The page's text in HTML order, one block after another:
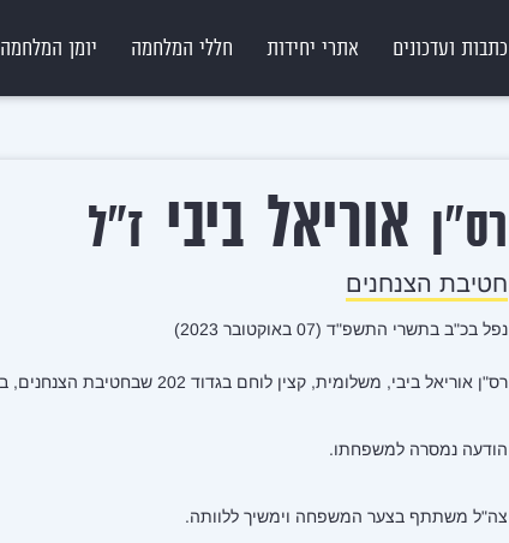
כתבות ועדכונים אתרי יחידות חללי המלחמה יומן המלחמה
רס"ן אוריאל ביבי ז"ל
חטיבת הצנחנים
נפל בכ"ב בתשרי התשפ"ד (07 באוקטובר 2023)
רס"ן אוריאל ביבי, משלומית, קצין לוחם בגדוד 202 שבחטיבת הצנחנים, בן 30 בנופלו.
הודעה נמסרה למשפחתו.
צה"ל משתתף בצער המשפחה וימשיך ללוותה.